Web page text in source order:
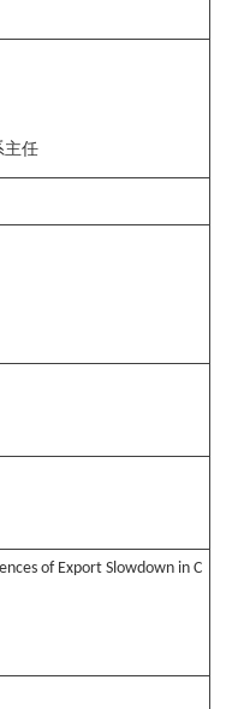
主任
of Export Slowdown in C